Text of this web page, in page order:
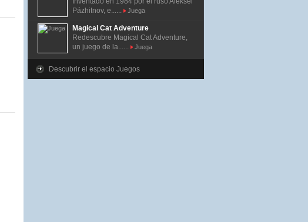
Pázhitnov, e......
Juega
Magical Cat Adventure
Redescubre Magical Cat Adventure,
un juego de la......
Juega
Descubrir el espacio Juegos